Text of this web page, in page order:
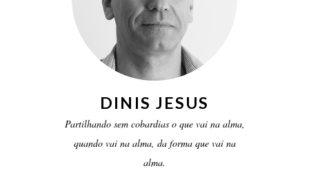
DINIS JESUS
Partilhando sem cobardias o que vai na alma,
quando vai na alma, da forma que vai na
alma.